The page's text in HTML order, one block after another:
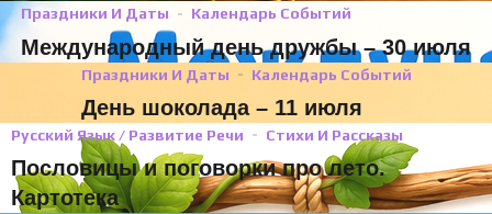
Праздники И Даты Календарь Событий
Международный день дружбы – 30 июля
Праздники И Даты Календарь Событий
День шоколада – 11 июля
Русский Язык / Развитие Речи Стихи И Рассказы
Пословицы и поговорки про лето.
Картотека